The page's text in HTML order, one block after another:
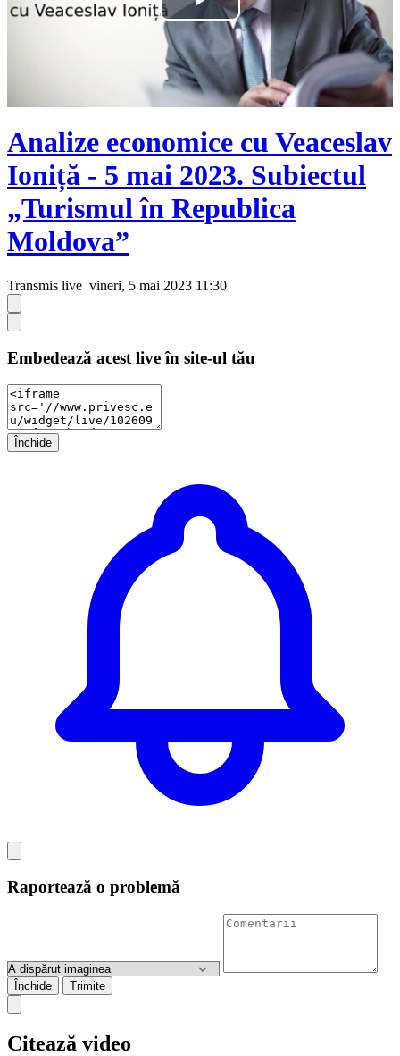
Play
Video
Analize economice cu Veaceslav
Ioniță - 5 mai 2023. Subiectul
„Turismul în Republica
Moldova”
Transmis live vineri, 5 mai 2023 11:30
Embedează acest live în site-ul tău
Închide
Raportează o problemă
Închide Trimite
Citează video